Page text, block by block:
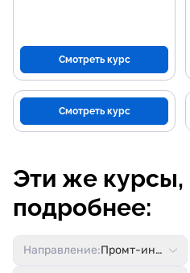
Смотреть курс
Смотреть курс
Эти же курсы,
подробнее:
Направление:Промт-